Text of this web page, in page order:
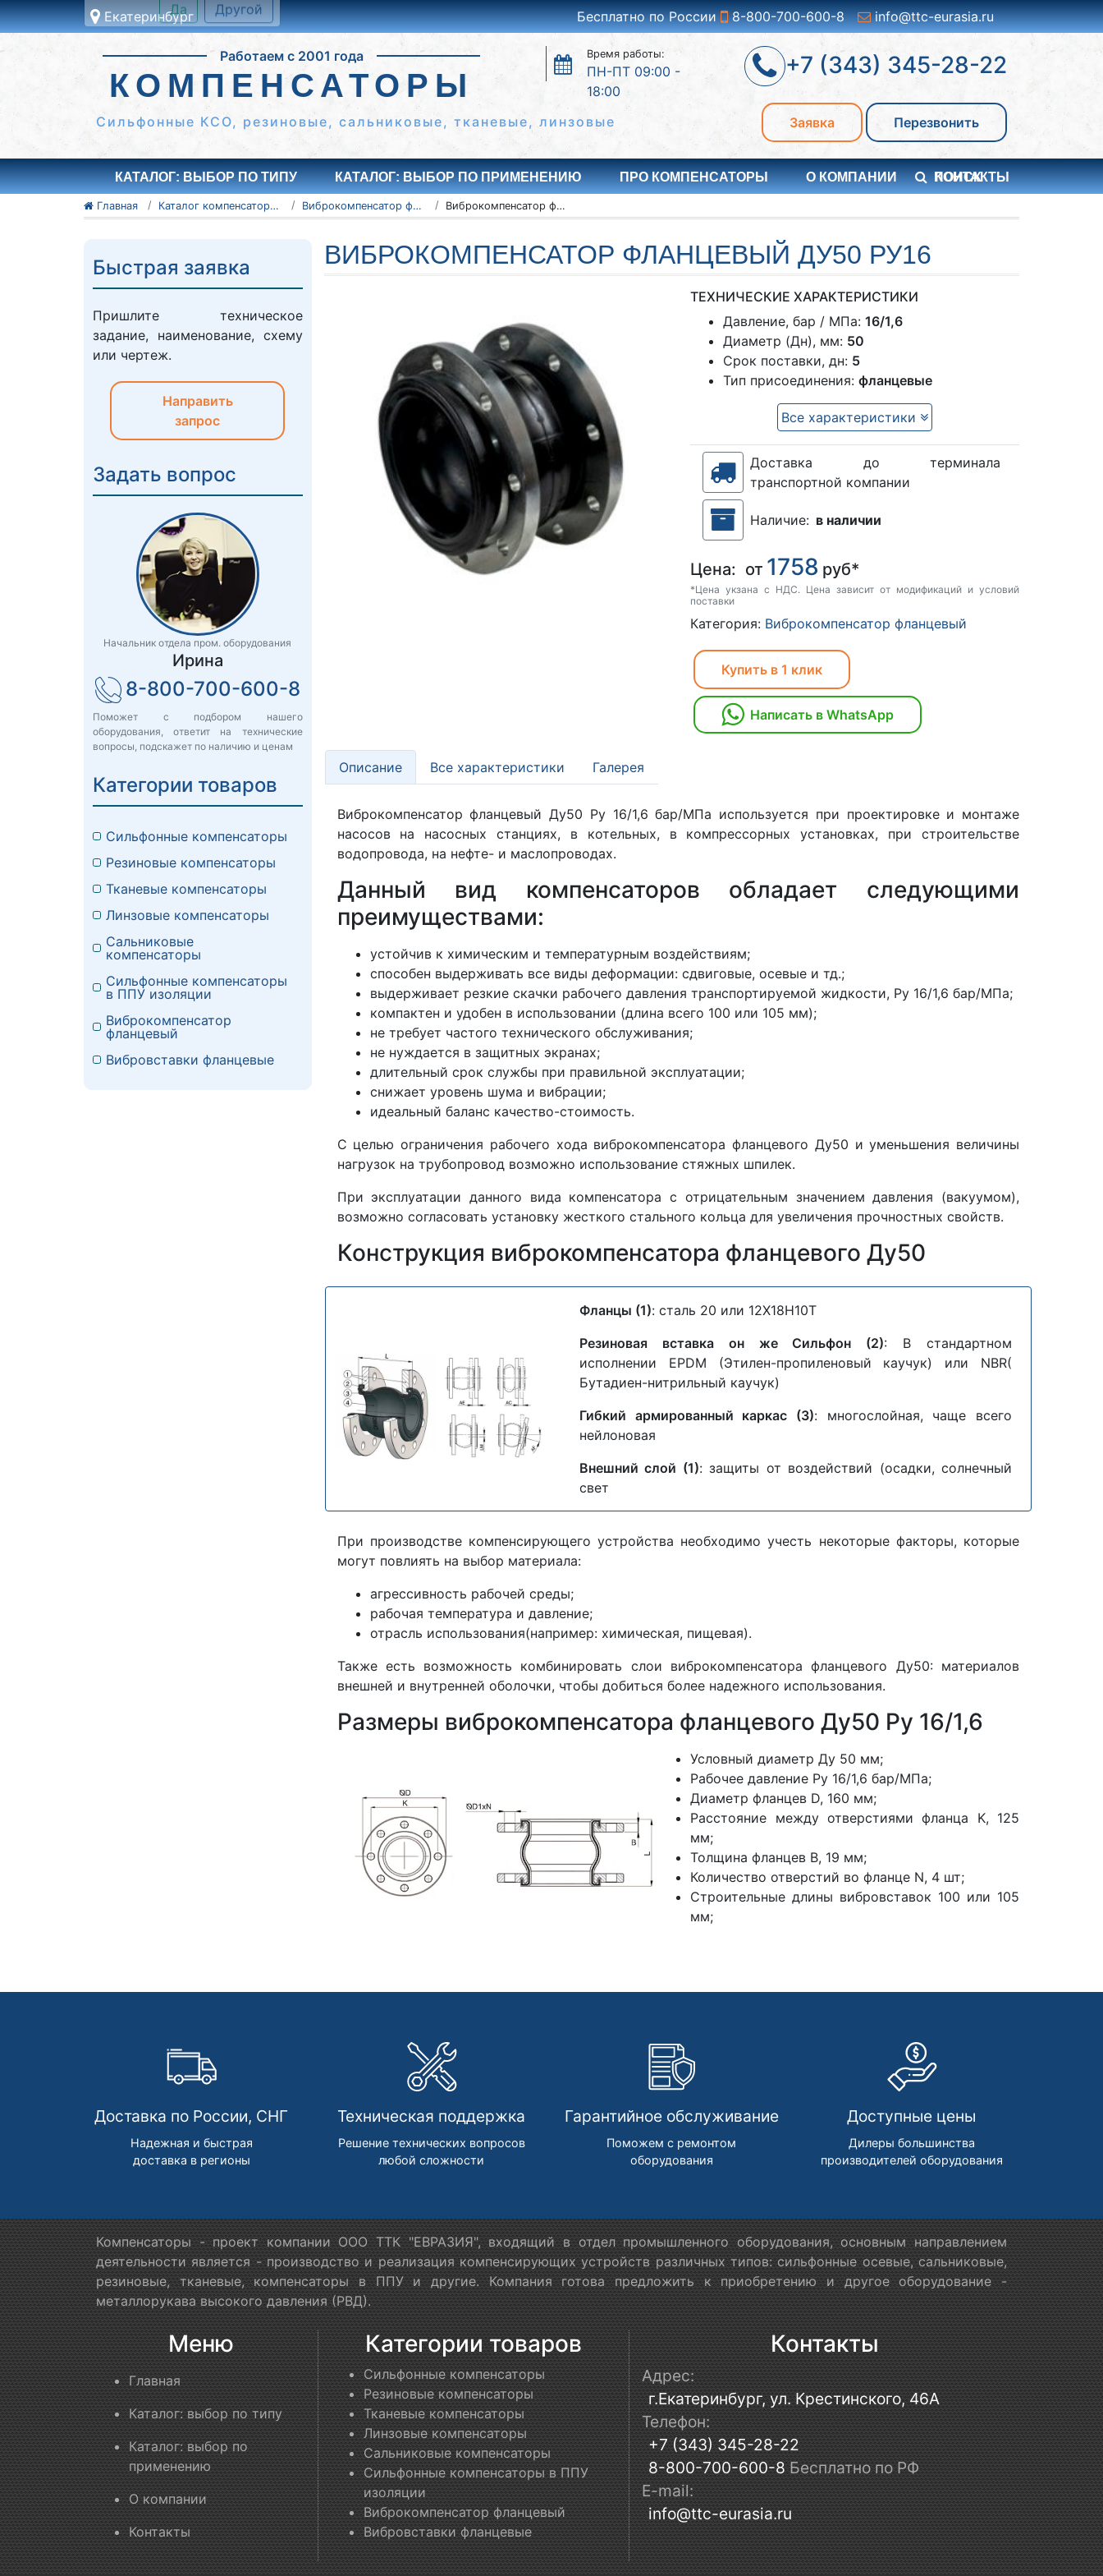
Екатеринбург
Это ближайши к вам
город:
Екатеринбург
Другой
Бесплатно по России 8-800-700-600-8 info@ttc-eurasia.ru
Работаем с 2001 года
КОМПЕНСАТОРЫ
Время работы:
ПН-ПТ 09:00 -
18:00
Сильфонные КСО, резиновые, сальниковые, тканевые, линзовые
+7 (343) 345-28-22
Заявка Перезвонить
КАТАЛОГ: ВЫБОР ПО ТИПУ КАТАЛОГ: ВЫБОР ПО ПРИМЕНЕНИЮ ПРО КОМПЕНСАТОРЫ О КОМПАНИИ КОНТАКТЫ
ПОИСК
Главная Каталог компенсаторов Виброкомпенсатор фланцевый Виброкомпенсатор фланцевый Ду50 Ру16
ВИБРОКОМПЕНСАТОР ФЛАНЦЕВЫЙ ДУ50 РУ16
ТЕХНИЧЕСКИЕ ХАРАКТЕРИСТИКИ
Давление, бар / МПа:16/1,6
Диаметр (Дн), мм: 50
Срок поставки, дн: 5
Тип присоединения:фланцевые
Все характеристики
Доставка до терминала
транспортной компании
Наличие: в наличии
Цена: от 1758 руб*
*Цена укзана с НДС. Цена зависит от модификаций и условий
поставки
Категория: Виброкомпенсатор фланцевый
Купить в 1 клик
Написать в WhatsApp
Описание Все характеристики Галерея
Виброкомпенсатор фланцевый Ду50 Ру 16/1,6 бар/МПа используется при проектировке и монтаже
насосов на насосных станциях, в котельных, в компрессорных установках, при строительстве
водопровода, на нефте- и маслопроводах.
Данный вид компенсаторов обладает следующими
преимуществами:
устойчив к химическим и температурным воздействиям;
способен выдерживать все виды деформации: сдвиговые, осевые и тд.;
выдерживает резкие скачки рабочего давления транспортируемой жидкости, Ру 16/1,6 бар/МПа;
компактен и удобен в использовании (длина всего 100 или 105 мм);
не требует частого технического обслуживания;
не нуждается в защитных экранах;
длительный срок службы при правильной эксплуатации;
снижает уровень шума и вибрации;
идеальный баланс качество-стоимость.
С целью ограничения рабочего хода виброкомпенсатора фланцевого Ду50 и уменьшения величины
нагрузок на трубопровод возможно использование стяжных шпилек.
При эксплуатации данного вида компенсатора с отрицательным значением давления (вакуумом),
возможно согласовать установку жесткого стального кольца для увеличения прочностных свойств.
Конструкция виброкомпенсатора фланцевого Ду50
Фланцы (1): сталь 20 или 12Х18Н10Т
Резиновая вставка он же Сильфон (2): В стандартном
исполнении EPDM (Этилен-пропиленовый каучук) или NBR(
Бутадиен-нитрильный каучук)
Гибкий армированный каркас (3): многослойная, чаще всего
нейлоновая
Внешний слой (1): защиты от воздействий (осадки, солнечный
свет
При производстве компенсирующего устройства необходимо учесть некоторые факторы, которые
могут повлиять на выбор материала:
агрессивность рабочей среды;
рабочая температура и давление;
отрасль использования(например: химическая, пищевая).
Также есть возможность комбинировать слои виброкомпенсатора фланцевого Ду50: материалов
внешней и внутренней оболочки, чтобы добиться более надежного использования.
Размеры виброкомпенсатора фланцевого Ду50 Ру 16/1,6
Условный диаметр Ду 50 мм;
Рабочее давление Ру 16/1,6 бар/МПа;
Диаметр фланцев D, 160 мм;
Расстояние между отверстиями фланца K, 125
мм;
Толщина фланцев В, 19 мм;
Количество отверстий во фланце N, 4 шт;
Строительные длины вибровставок 100 или 105
мм;
Быстрая заявка
Пришлите техническое
задание, наименование, схему
или чертеж.
Направить
запрос
Задать вопрос
Начальник отдела пром. оборудования
Ирина
8-800-700-600-8
Поможет с подбором нашего
оборудования, ответит на технические
вопросы, подскажет по наличию и ценам
Категории товаров
Сильфонные компенсаторы
Резиновые компенсаторы
Тканевые компенсаторы
Линзовые компенсаторы
Сальниковые
компенсаторы
Сильфонные компенсаторы
в ППУ изоляции
Виброкомпенсатор
фланцевый
Вибровставки фланцевые
Доставка по России, СНГ
Надежная и быстрая
доставка в регионы
Техническая поддержка
Решение технических вопросов
любой сложности
Гарантийное обслуживание
Поможем с ремонтом
оборудования
Доступные цены
Дилеры большинства
производителей оборудования
Компенсаторы - проект компании ООО ТТК "ЕВРАЗИЯ", входящий в отдел промышленного оборудования, основным направлением
деятельности является - производство и реализация компенсирующих устройств различных типов: сильфонные осевые, сальниковые,
резиновые, тканевые, компенсаторы в ППУ и другие. Компания готова предложить к приобретению и другое оборудование -
металлорукава высокого давления (РВД).
Меню
Главная
Каталог: выбор по типу
Каталог: выбор по
применению
О компании
Контакты
Категории товаров
Сильфонные компенсаторы
Резиновые компенсаторы
Тканевые компенсаторы
Линзовые компенсаторы
Сальниковые компенсаторы
Сильфонные компенсаторы в ППУ
изоляции
Виброкомпенсатор фланцевый
Вибровставки фланцевые
Контакты
Адрес:
г.Екатеринбург, ул. Крестинского, 46А
Телефон:
+7 (343) 345-28-22
8-800-700-600-8 Бесплатно по РФ
E-mail:
info@ttc-eurasia.ru